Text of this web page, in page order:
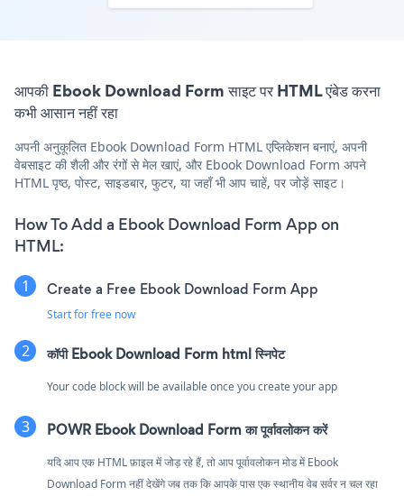
आपकी Ebook Download Form साइट पर HTML एंबेड करना
कभी आसान नहीं रहा
अपनी अनुकूलित Ebook Download Form HTML एप्लिकेशन बनाएं, अपनी
वेबसाइट की शैली और रंगों से मेल खाएं, और Ebook Download Form अपने
HTML पृष्ठ, पोस्ट, साइडबार, फुटर, या जहाँ भी आप चाहें, पर जोड़ें साइट।
How To Add a Ebook Download Form App on
HTML:
Create a Free Ebook Download Form App
Start for free now
कॉपी Ebook Download Form html स्निपेट
Your code block will be available once you create your app
POWR Ebook Download Form का पूर्वावलोकन करें
यदि आप एक HTML फ़ाइल में जोड़ रहे हैं, तो आप पूर्वावलोकन मोड में Ebook
Download Form नहीं देखेंगे जब तक कि आपके पास एक स्थानीय वेब सर्वर न चल रहा